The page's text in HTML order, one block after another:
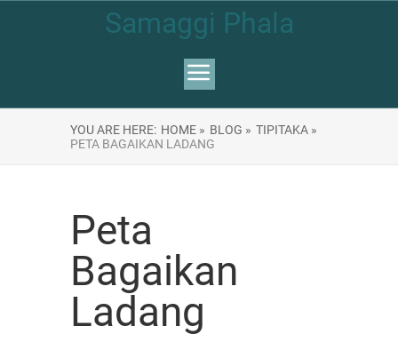
Samaggi Phala
YOU ARE HERE: HOME » BLOG » TIPITAKA »
PETA BAGAIKAN LADANG
Peta
Bagaikan
Ladang